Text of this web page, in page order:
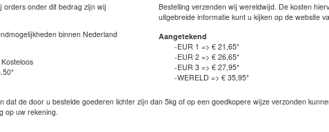
orders onder dit bedrag zijn wij
binnen Nederland
Bestelling verzenden wij wereldwijd. De kosten
uitgebreide informatie kunt u kijken op de website
Aangetekend
-EUR 1 => € 21,65*
-EUR 2 => € 26,65*
-EUR 3 => € 27,95*
-WERELD => € 35,95*
de door u bestelde goederen lichter zijn dan 5kg of op een goedkopere wijze verzonden
op uw rekening.